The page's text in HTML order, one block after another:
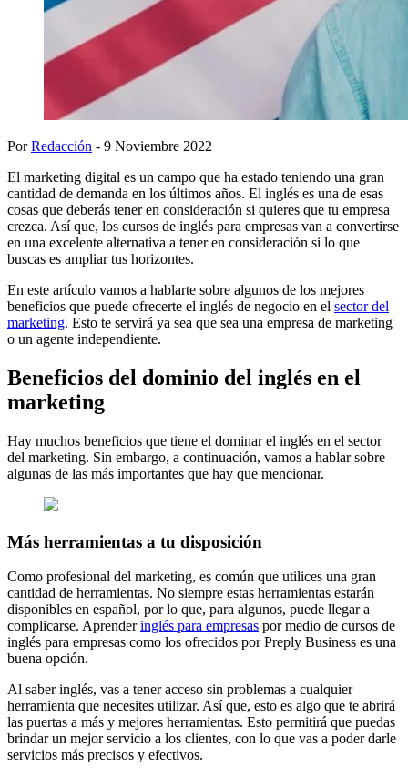
PorRedacción - 9 Noviembre 2022
El marketing digital es un campo que ha estado teniendo una gran
cantidad de demanda en los últimos años. El inglés es una de esas
cosas que deberás tener en consideración si quieres que tu empresa
crezca. Así que, los cursos de inglés para empresas van a convertirse
en una excelente alternativa a tener en consideración si lo que
buscas es ampliar tus horizontes.
En este artículo vamos a hablarte sobre algunos de los mejores
beneficios que puede ofrecerte el inglés de negocio en el sector del
marketing. Esto te servirá ya sea que sea una empresa de marketing
o un agente independiente.
Beneficios del dominio del inglés en el
marketing
Hay muchos beneficios que tiene el dominar el inglés en el sector
del marketing. Sin embargo, a continuación, vamos a hablar sobre
algunas de las más importantes que hay que mencionar.
Más herramientas a tu disposición
Como profesional del marketing, es común que utilices una gran
cantidad de herramientas. No siempre estas herramientas estarán
disponibles en español, por lo que, para algunos, puede llegar a
complicarse. Aprenderinglés para empresas por medio de cursos de
inglés para empresas como los ofrecidos por Preply Business es una
buena opción.
Al saber inglés, vas a tener acceso sin problemas a cualquier
herramienta que necesites utilizar. Así que, esto es algo que te abrirá
las puertas a más y mejores herramientas. Esto permitirá que puedas
brindar un mejor servicio a los clientes, con lo que vas a poder darle
servicios más precisos y efectivos.